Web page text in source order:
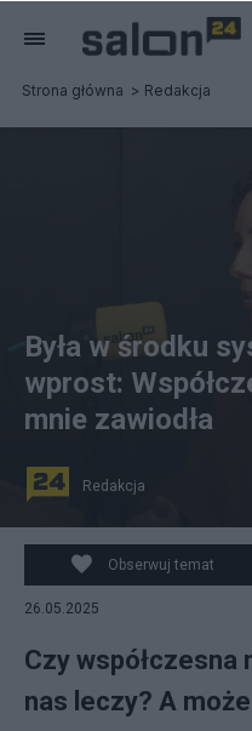
Strona główna Redakcja
Samia Al-Hameri w
Salon24.pl ©
Była w środku
wprost:
mnie zawiodła
Redakcja
Obserwuj temat
26.05.2025
Czy współczesna
nas leczy? A